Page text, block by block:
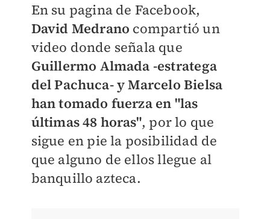
En su pagina de Facebook,
David Medrano compartió un
video donde señala que
Guillermo Almada -estratega
del Pachuca- y Marcelo Bielsa
han tomado fuerza en "las
últimas 48 horas", por lo que
sigue en pie la posibilidad de
que alguno de ellos llegue al
banquillo azteca.